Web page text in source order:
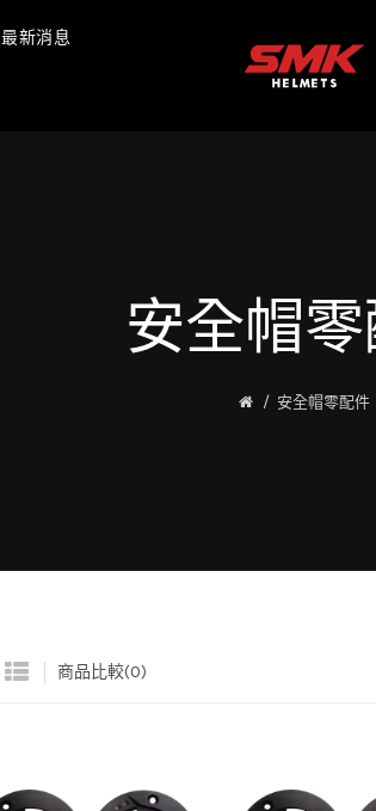
最新消息
安全帽
安全帽零配件
商品比較(0)